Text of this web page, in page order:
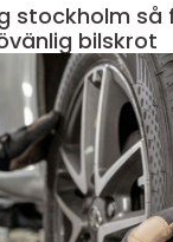
så fungerar en
bilskrot